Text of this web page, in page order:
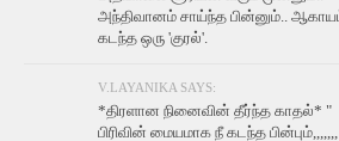
அந்திவானம் சாய்ந்த பின்னும்..
கடந்த ஒரு 'குரல்'.
V.LAYANIKA SAYS:
*திரளான நினைவின் தீர்ந்த காதல்* "
பிரிவின் மையமாக நீ கடந்த பின்பும்,,,,,,,